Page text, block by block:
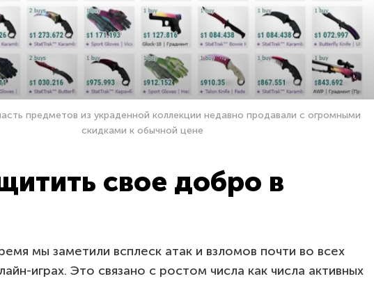
предметов из украденной коллекции недавно продавали с огромными
скидками к обычной цене
свое добро в
мы заметили всплеск атак и взломов почти во всех
играх. Это связано с ростом числа как числа активных